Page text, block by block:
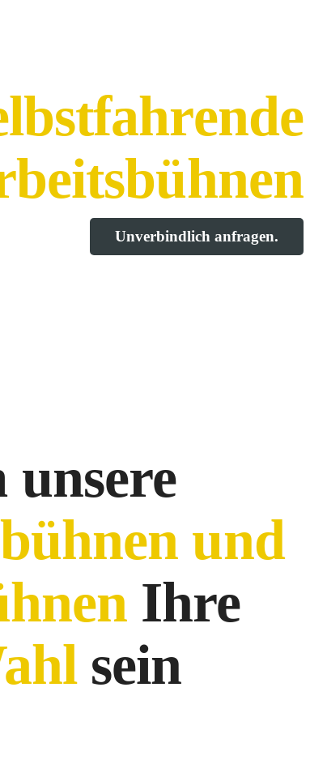
Unverbindlich anfragen.
und
Ihre
sein